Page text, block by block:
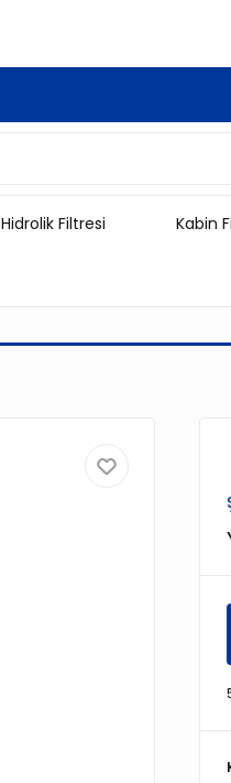
Hidrolik Filtresi Kabin